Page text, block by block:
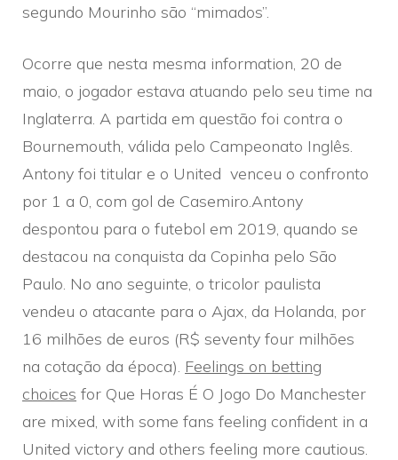
segundo Mourinho são “mimados”.
Ocorre que nesta mesma information, 20 de
maio, o jogador estava atuando pelo seu time na
Inglaterra. A partida em questão foi contra o
Bournemouth, válida pelo Campeonato Inglês.
Antony foi titular e o United venceu o confronto
por 1 a 0, com gol de Casemiro.Antony
despontou para o futebol em 2019, quando se
destacou na conquista da Copinha pelo São
Paulo. No ano seguinte, o tricolor paulista
vendeu o atacante para o Ajax, da Holanda, por
16 milhões de euros (R$ seventy four milhões
na cotação da época). Feelings on betting
choices for Que Horas É O Jogo Do Manchester
are mixed, with some fans feeling confident in a
United victory and others feeling more cautious.